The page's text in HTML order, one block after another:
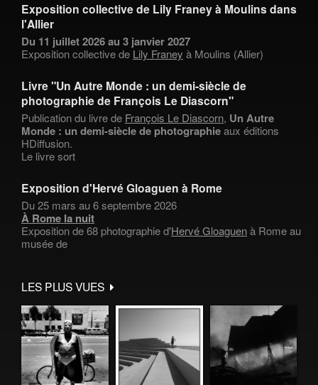
Exposition collective de Lily Franey à Moulins dans
l'Allier
Du 11 juillet 2026 au 3 janvier 2027
Exposition collective de Lily Franey à Moulins (Allier)
Livre "Un Autre Monde : un demi-siècle de
photographie de François Le Diascorn"
Publication du livre de François Le Diascorn, Un Autre
Monde : un demi-siècle de photographieaux éditions
HDiffusion.
Le livre sort
Exposition d'Hervé Gloaguen à Rome
Du 25 mars au 6 septembre 2026
À Rome la nuit
Exposition de 68 photographie d'Hervé Gloaguenà Rome au
musée de
LES PLUS VUES